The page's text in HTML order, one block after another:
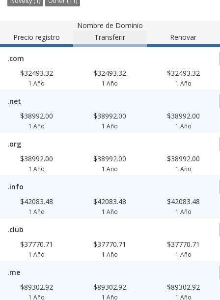
Nombre de Dominio
Precio registro
Transferir Renovar
.com
$32493.32
1 Año
$32493.32
1 Año
$32493.32
1 Año
.net
$38992.00
1 Año
$38992.00
1 Año
$38992.00
1 Año
.org
$38992.00
1 Año
$38992.00
1 Año
$38992.00
1 Año
.info
$42083.48
1 Año
$42083.48
1 Año
$42083.48
1 Año
.club
$37770.71
1 Año
$37770.71
1 Año
$37770.71
1 Año
.me
$89302.92
1 Año
$89302.92
1 Año
$89302.92
1 Año